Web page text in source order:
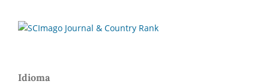
Idioma